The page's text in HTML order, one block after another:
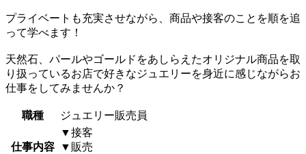
プライベートも充実させながら、商品や接客のことを順を追
って学べます！
天然石、パールやゴールドをあしらえたオリジナル商品を取
り扱っているお店で好きなジュエリーを身近に感じながらお
仕事をしてみませんか？
職種 ジュエリー販売員
仕事内容
▼接客
▼販売